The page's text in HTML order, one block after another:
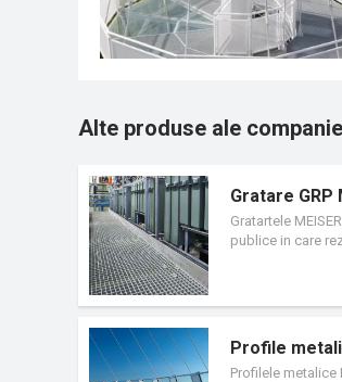
Alte produse ale
Gratare GRP
Gratartele
publice in care
Profile
Profilele metalice